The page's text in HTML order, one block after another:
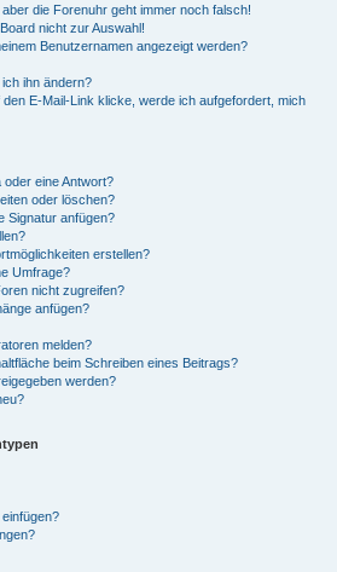
die Forenuhr geht immer noch falsch!
nicht zur Auswahl!
Benutzernamen angezeigt werden?
ihn ändern?
E-Mail-Link klicke, werde ich aufgefordert, mich
eine Antwort?
oder löschen?
Signatur anfügen?
erstellen?
Umfrage?
nicht zugreifen?
anfügen?
melden?
beim Schreiben eines Beitrags?
werden?